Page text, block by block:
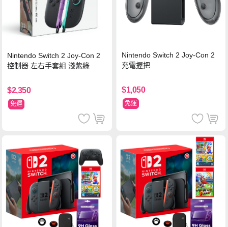
Nintendo Switch 2 Joy-Con 2
控制器 左右手套組 淺紫綠
$2,350
免運
Nintendo Switch 2 Joy-Con 2
充電握把
$1,050
免運